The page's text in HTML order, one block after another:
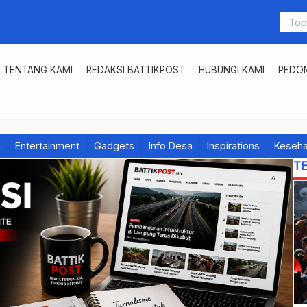
TENTANG KAMI REDAKSI BATTIKPOST HUBUNGI KAMI
Entertainment Gadgets Info Desa Inspirations